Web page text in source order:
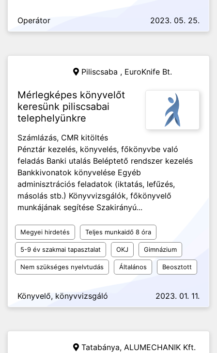
Operátor 2023. 05. 25.
Piliscsaba , EuroKnife Bt.
Mérlegképes könyvelőt
keresünk piliscsabai
telephelyünkre
Számlázás, CMR kitöltés
Pénztár kezelés, könyvelés, főkönyvbe való
feladás Banki utalás Beléptető rendszer kezelés
Bankkivonatok könyvelése Egyéb
adminisztrációs feladatok (iktatás, lefűzés,
másolás stb.) Könyvvizsgálók, főkönyvelő
munkájának segítése Szakirányú...
Megyei hirdetés Teljes munkaidő 8 óra
5-9 év szakmai tapasztalat OKJ Gimnázium
Nem szükséges nyelvtudás Általános Beosztott
Könyvelő, könyvvizsgáló 2023. 01. 11.
Tatabánya, ALUMECHANIK Kft.